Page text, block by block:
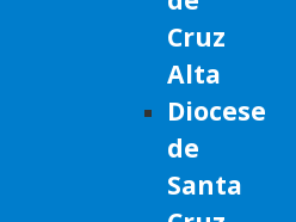
Cruz
Alta
Diocese
de
Santa